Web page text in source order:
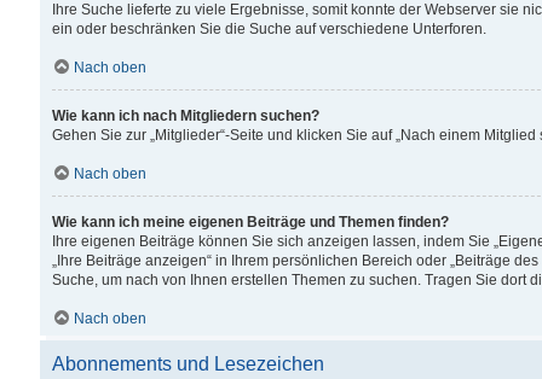
Ihre Suche lieferte zu viele Ergebnisse, somit konnte der Webserver sie
ein oder beschränken Sie die Suche auf verschiedene Unterforen.
Nach oben
Wie kann ich nach Mitgliedern suchen?
Gehen Sie zur „Mitglieder“-Seite und klicken Sie auf „Nach einem Mitglied
Nach oben
Wie kann ich meine eigenen Beiträge und Themen finden?
Ihre eigenen Beiträge können Sie sich anzeigen lassen, indem Sie
„Ihre Beiträge anzeigen“ in Ihrem persönlichen Bereich oder „Beiträge
Suche, um nach von Ihnen erstellen Themen zu suchen. Tragen Sie dort
Nach oben
Abonnements und Lesezeichen